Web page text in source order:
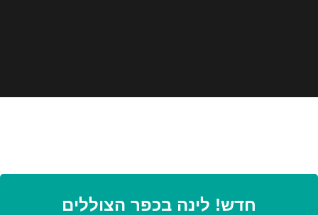
חדש! לינה בכפר הצוללים